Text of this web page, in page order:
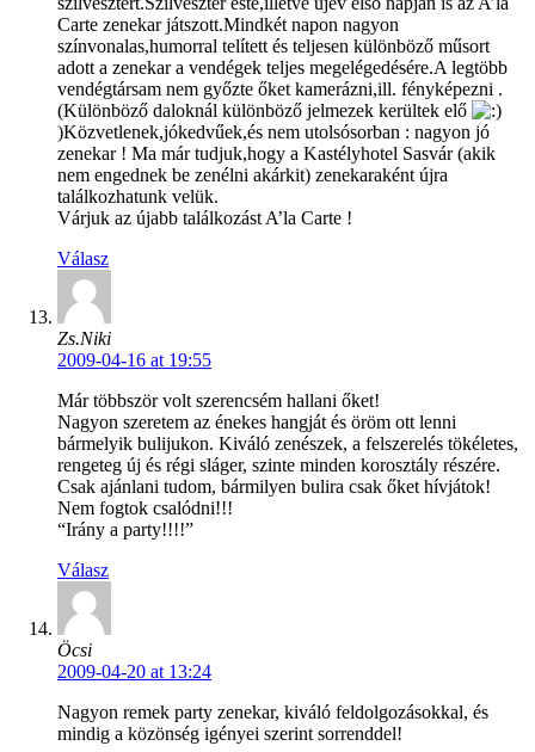
Carte zenekar játszott.Mindkét napon nagyon
színvonalas,humorral telített és teljesen különböző műsort
adott a zenekar a vendégek teljes megelégedésére.A legtöbb
vendégtársam nem győzte őket kamerázni,ill. fényképezni .
(Különböző daloknál különböző jelmezek kerültek elő
)Közvetlenek,jókedvűek,és nem utolsósorban : nagyon jó
zenekar ! Ma már tudjuk,hogy a Kastélyhotel Sasvár (akik
nem engednek be zenélni akárkit) zenekaraként újra
találkozhatunk velük.
Várjuk az újabb találkozást A’la Carte !
Válasz
Zs.Niki
2009-04-16 at 19:55
Már többször volt szerencsém hallani őket!
Nagyon szeretem az énekes hangját és öröm ott lenni
bármelyik bulijukon. Kiváló zenészek, a felszerelés tökéletes,
rengeteg új és régi sláger, szinte minden korosztály részére.
Csak ajánlani tudom, bármilyen bulira csak őket hívjátok!
Nem fogtok csalódni!!!
“Irány a party!!!!”
Válasz
Öcsi
2009-04-20 at 13:24
Nagyon remek party zenekar, kiváló feldolgozásokkal, és
mindig a közönség igényei szerint sorrenddel!